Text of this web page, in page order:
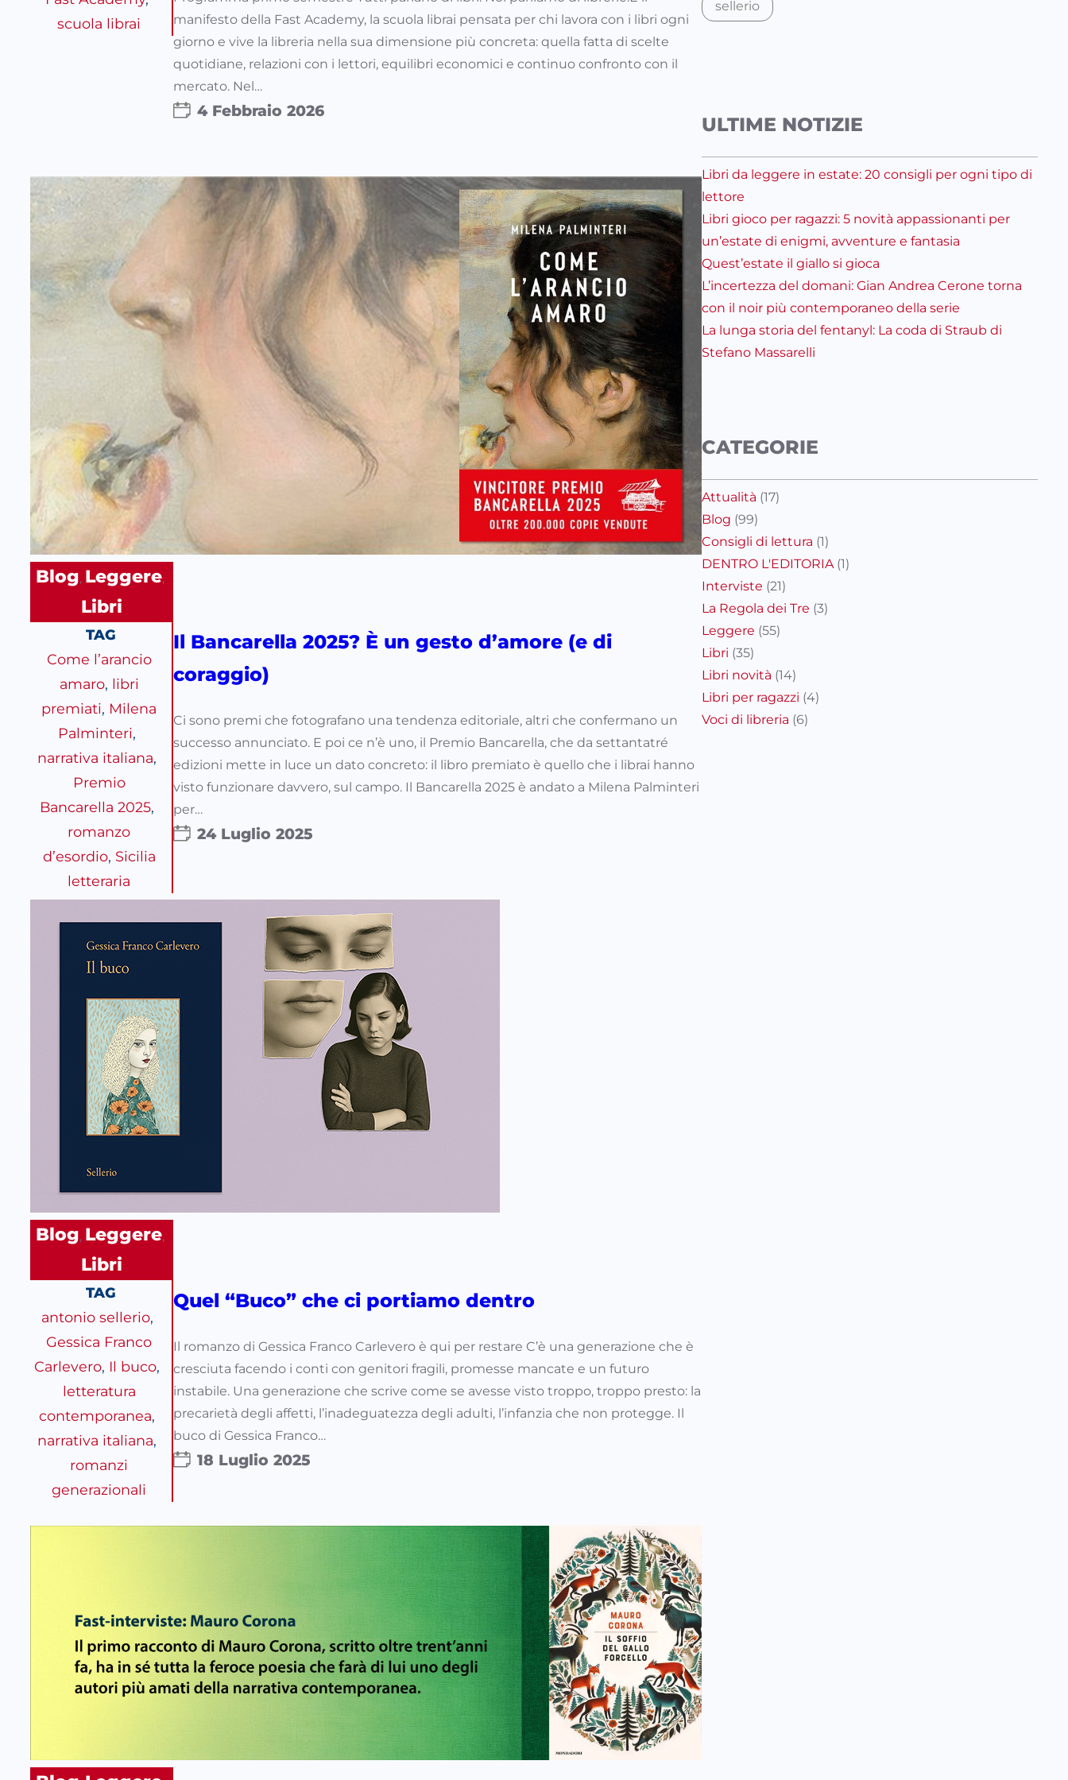
scuola librai
manifesto della Fast Academy, la scuola librai pensata per chi lavora con i libri ogni
giorno e vive la libreria nella sua dimensione più concreta: quella fatta di scelte
quotidiane, relazioni con i lettori, equilibri economici e continuo confronto con il
mercato. Nel…
4 Febbraio 2026
Blog, Leggere
Libri
TAG
Come l’arancio
amaro, libri
premiati, Milena
Palminteri
narrativa italiana
Premio
Bancarella 2025
romanzo
d’esordio, Sicilia
letteraria
Il Bancarella 2025? È un gesto d’amore (e di
coraggio)
Ci sono premi che fotografano una tendenza editoriale, altri che confermano un
successo annunciato. E poi ce n’è uno, il Premio Bancarella, che da settantatré
edizioni mette in luce un dato concreto: il libro premiato è quello che i librai hanno
visto funzionare davvero, sul campo. Il Bancarella 2025 è andato a Milena Palminteri
per…
24 Luglio 2025
Blog, Leggere
Libri
TAG
antonio sellerio
Gessica Franco
Carlevero, Il buco
letteratura
contemporanea
narrativa italiana
romanzi
generazionali
Quel “Buco” che ci portiamo dentro
Il romanzo di Gessica Franco Carlevero è qui per restare C’è una generazione che è
cresciuta facendo i conti con genitori fragili, promesse mancate e un futuro
instabile. Una generazione che scrive come se avesse visto troppo, troppo presto: la
precarietà degli affetti, l’inadeguatezza degli adulti, l’infanzia che non protegge. Il
buco di Gessica Franco…
18 Luglio 2025
sellerio
ULTIME NOTIZIE
Libri da leggere in estate: 20 consigli per ogni tipo di
lettore
Libri gioco per ragazzi: 5 novità appassionanti per
un’estate di enigmi, avventure e fantasia
Quest’estate il giallo si gioca
L’incertezza del domani: Gian Andrea Cerone torna
con il noir più contemporaneo della serie
La lunga storia del fentanyl: La coda di Straub di
Stefano Massarelli
CATEGORIE
Attualità (17)
Blog (99)
Consigli di lettura (1)
DENTRO L'EDITORIA (1)
Interviste (21)
La Regola dei Tre (3)
Leggere (55)
Libri (35)
Libri novità (14)
Libri per ragazzi (4)
Voci di libreria (6)